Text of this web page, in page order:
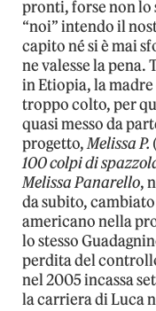
pronti, forse non lo
“noi” intendo il
capito né si è mai
ne valesse la
in Etiopia, la
troppo colto, per
quasi messo da
progetto,Melissa P. (
100 colpi di
Melissa Panarello,
da subito,
americano nella
lo stesso
perdita del
nel 2005 incassa
la carriera di Luca